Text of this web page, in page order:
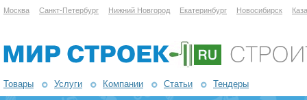
Москва Санкт-Петербург Нижний Новгород Екатеринбург Новосибирск
Товары Услуги Компании Статьи Тендеры